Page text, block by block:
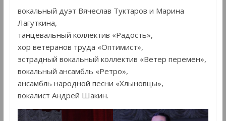
вокальный дуэт Вячеслав Туктаров и Марина
Лагуткина,
танцевальный коллектив «Радость»,
хор ветеранов труда «Оптимист»,
эстрадный вокальный коллектив «Ветер перемен»,
вокальный ансамбль «Ретро»,
ансамбль народной песни «Хлыновцы»,
вокалист Андрей Шакин.